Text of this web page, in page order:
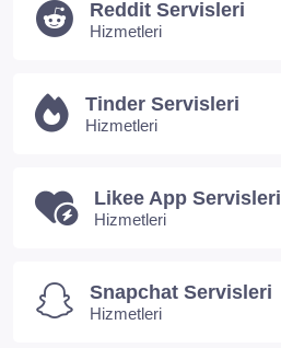
Reddit Servisleri
Hizmetleri
Tinder Servisleri
Hizmetleri
Likee App Servisleri
Hizmetleri
Snapchat Servisleri
Hizmetleri